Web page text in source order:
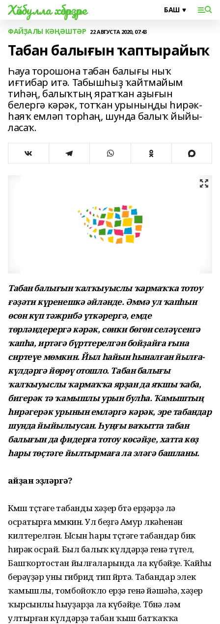
Хәйбулла хәбәрҙәре
ФАЙҘАЛЫ КӘҢӘШТӘР 22 АВГУСТА 2020, 07:43
Табан балығын ҡаптырайыҡ
Һауа торошона табан балы­ғы ныҡ
иғтибар итә. Табышһыҙ ҡайтмайым
тиһәң, балыҡ­тың яратҡан аҙығын
белергә кәрәк, тотҡан урыныңды һирәк-
һаяҡ емләп торһаң, шунда балыҡ йыйы­
ласаҡ.
Табан балығын ҡалҡыуыслы ҡармаҡҡа тотоу
ғәҙәти күренешкә әйләнде. Әммә ул ҡапһын
өсөн күп тәжрибә үткәрергә, емде
төрләндерергә кәрәк, сөнки бөгөн селәүсенгә
ҡапһа, иртәгә бүрттерелгән бойҙайға ғына
сиртеүе мөмкин. Йыл һайын һыналған йылға-
күлдәргә йөрөү отошло. Табан балығы
ҡалҡыуыслы ҡар­маҡ­ҡа ярҙан да яҡшы ҡаба,
бигерәк тә ҡамышлы урын бул­һа. Ҡамыштың
һирә­герәк урынын емләргә кәрәк, эре табандар
шунда йыйылыусан. Һуңғы ваҡытта табан
балы­ғын да фидерға тотоу көсәйҙе, хатта көҙ
һары төҫтә­ге йыл­тырмаға ла эләгә башланы.
Ҡайҙан эҙләргә?
Көмөш төҫтәге табанды хә­ҙер бөтә ерҙәрҙә лә
осратырға мөмкин. Ул беҙгә Амур өлкә­һенән
килтерелгән. Ысын һары төҫтәге табандар бик
һирәк осрай. Был балыҡ күл­дәрҙә генә түгел,
Баш­ҡорт­остан йылғаларында ла кү­бәйҙе. Ҡайһы
берәүҙәр уны гибрид тип йөрөтә. Табандар элек
ҡамышлы, томбойоҡло ерҙә генә йәшәһә, хәҙер
ҡыр­сын­лы һыу­ҙарҙа ла күбәйҙе. Төбөнә ләм
ултырған күл­дәрҙә табан ҡыш батҡаҡҡа